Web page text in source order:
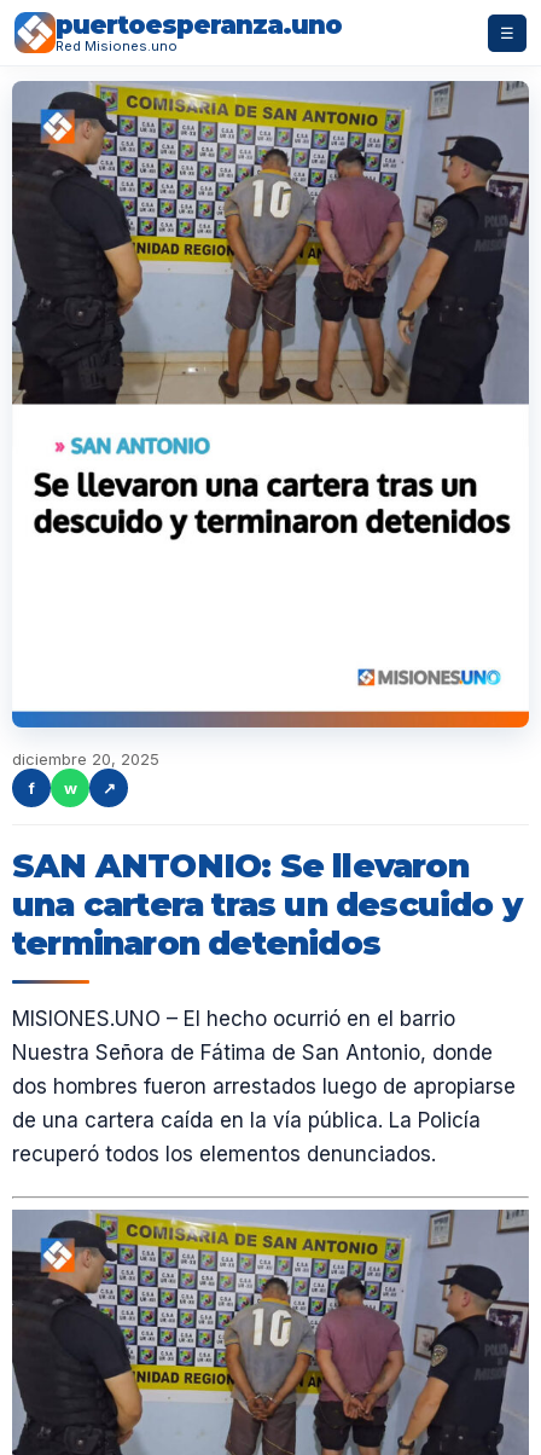
puertoesperanza.uno
Red Misiones.uno
☰
diciembre 20, 2025
f
w ↗
SAN ANTONIO: Se llevaron
una cartera tras un descuido y
terminaron detenidos
MISIONES.UNO – El hecho ocurrió en el barrio
Nuestra Señora de Fátima de San Antonio, donde
dos hombres fueron arrestados luego de apropiarse
de una cartera caída en la vía pública. La Policía
recuperó todos los elementos denunciados.